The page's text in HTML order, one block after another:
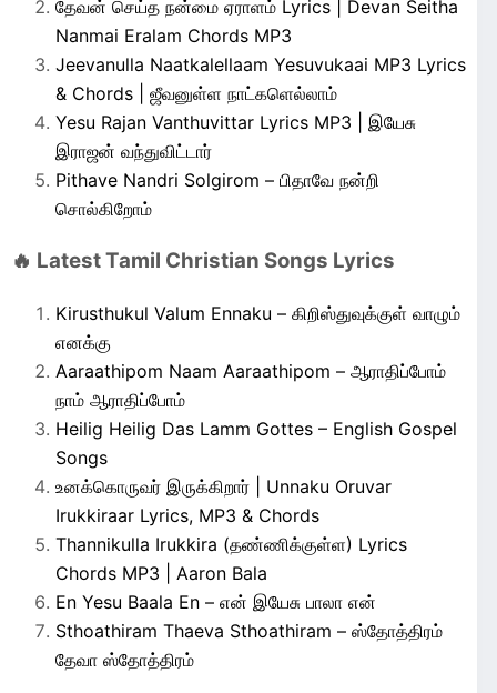
தேவன் செய்த நன்மை ஏராளம் Lyrics | Devan Seitha
Nanmai Eralam Chords MP3
Jeevanulla Naatkalellaam Yesuvukaai MP3 Lyrics
& Chords | ஜீவனுள்ள நாட்களெல்லாம்
Yesu Rajan Vanthuvittar Lyrics MP3 | இயேசு
இராஜன் வந்துவிட்டார்
Pithave Nandri Solgirom – பிதாவே நன்றி
சொல்கிறோம்
🔥 Latest Tamil Christian Songs Lyrics
Kirusthukul Valum Ennaku – கிறிஸ்துவுக்குள் வாழும்
எனக்கு
Aaraathipom Naam Aaraathipom – ஆராதிப்போம்
நாம் ஆராதிப்போம்
Heilig Heilig Das Lamm Gottes – English Gospel
Songs
உனக்கொருவர் இருக்கிறார் | Unnaku Oruvar
Irukkiraar Lyrics, MP3 & Chords
Thannikulla Irukkira (தண்ணிக்குள்ள) Lyrics
Chords MP3 | Aaron Bala
En Yesu Baala En – என் இயேசு பாலா என்
Sthoathiram Thaeva Sthoathiram – ஸ்தோத்திரம்
தேவா ஸ்தோத்திரம்